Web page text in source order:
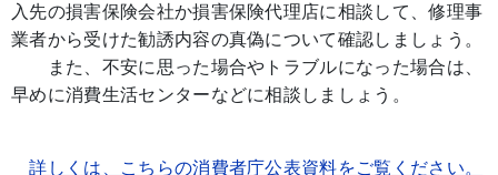
入先の損害保険会社か損害保険代理店に相談して、修理事
業者から受けた勧誘内容の真偽について確認しましょう。
また、不安に思った場合やトラブルになった場合は、
早めに消費生活センターなどに相談しましょう。
詳しくは、こちらの消費者庁公表資料をご覧ください。